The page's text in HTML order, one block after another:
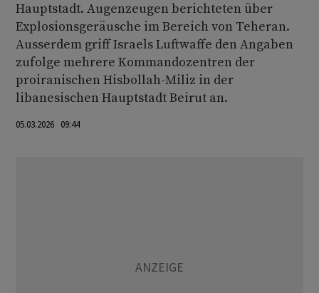
Hauptstadt. Augenzeugen berichteten über
Explosionsgeräusche im Bereich von Teheran.
Ausserdem griff Israels Luftwaffe den Angaben
zufolge mehrere Kommandozentren der
proiranischen Hisbollah-Miliz in der
libanesischen Hauptstadt Beirut an.
05.03.2026 09:44